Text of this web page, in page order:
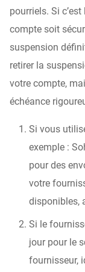
pourriels. Si
compte soit
suspension
retirer la
votre compte,
échéance
Si vous
exemple :
pour des
votre
disponibles,
Si le
jour pour le
fournisseur,